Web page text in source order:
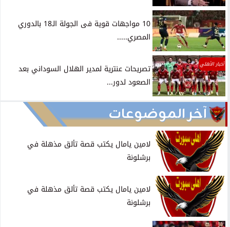
10 مواجهات قوية فى الجولة الـ18 بالدوري
المصري.....
أخبار الأهلي
تصريحات عنترية لمدير الهلال السوداني بعد
الصعود لدور...
آخر الموضوعات
لامين يامال يكتب قصة تألق مذهلة في
برشلونة
لامين يامال يكتب قصة تألق مذهلة في
برشلونة